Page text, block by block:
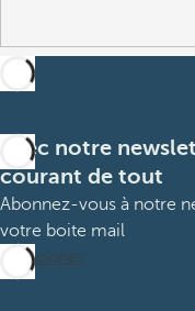
Avec notre
courant de tout
Abonnez-vous à notre
votre boite mail
M’abonner